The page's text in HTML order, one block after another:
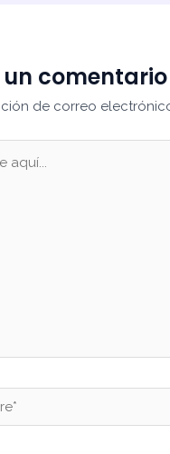
un comentario
de correo